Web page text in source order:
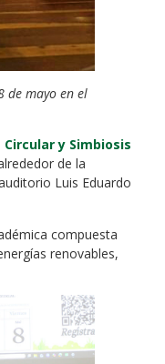
de mayo en el
y Simbiosis
de la
Luis Eduardo
compuesta
renovables,